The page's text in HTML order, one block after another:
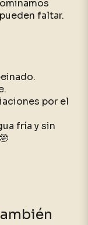
faltar.
por el
fría y sin